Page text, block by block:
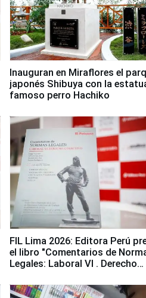
Inauguran en Miraflores el
japonés Shibuya con la
famoso perro Hachiko
FIL Lima 2026: Editora Perú
el libro "Comentarios de
Legales: Laboral Vl . Derecho